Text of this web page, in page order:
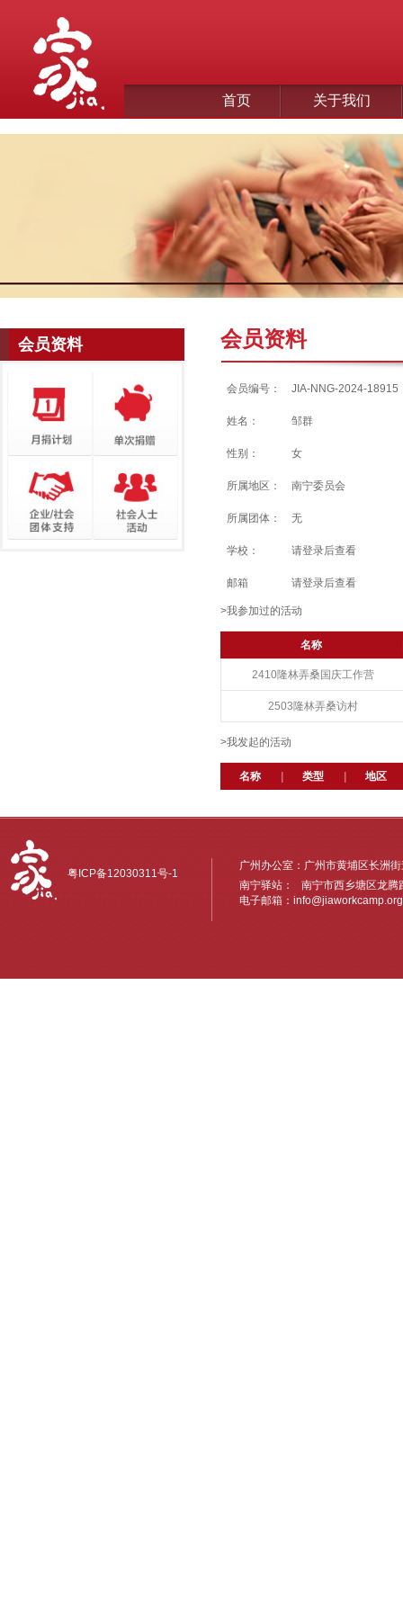
首页 关于我们
会员资料 会员资料
会员编号： JIA-NNG-2024-18915
姓名： 邹群
性别： 女
所属地区： 南宁委员会
所属团体： 无
学校： 请登录后查看
邮箱 请登录后查看
>我参加过的活动
名称
2410隆林弄桑国庆工作营
2503隆林弄桑访村
>我发起的活动
名称 类型 地区
粤ICP备12030311号-1
广州办公室：广州市黄埔区长洲
南宁驿站： 南宁市西乡塘区龙
电子邮箱： info@jiaworkcamp.org